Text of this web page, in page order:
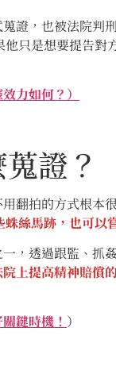
，也被法院判
他只是想要提告對
力如何？）
證？
拍的方式根本
絲馬跡，也可以
透過跟監、抓
上提高精神賠償
鍵時機！ ）